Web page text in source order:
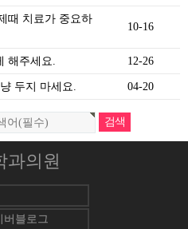
때 치료가 중요하
10-16
해주세요. 12-26
두지 마세요. 04-20
과의원
버블로그